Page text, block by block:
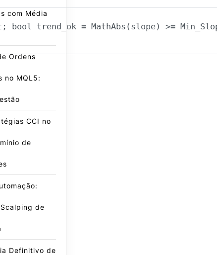
bool trend_ok = MathAbs(slope) >=
com Média
Ordens
no MQL5:
CCI no
de
de
Definitivo de